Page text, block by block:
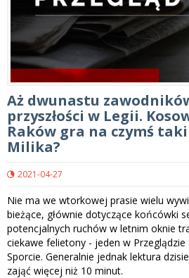
Aż dwunastu
przyszłości w Legii.
Raków gra na czymś
Milika?
2021-04-27
Nie ma we wtorkowej prasie wielu
bieżące, głównie dotyczące końcówki
potencjalnych ruchów w letnim oknie
ciekawe felietony - jeden w
Sporcie. Generalnie jednak lektura
zająć więcej niż 10 minut.